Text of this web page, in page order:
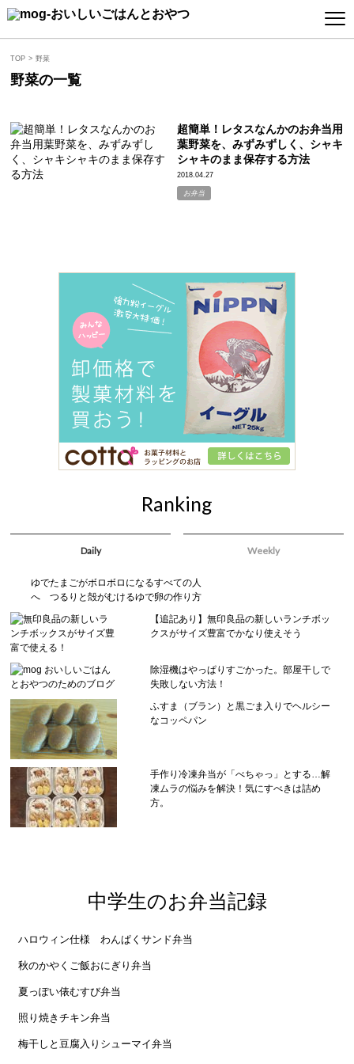
TOP 野菜
野菜の一覧
超簡単！レタスなんかのお弁当用
葉野菜を、みずみずしく、シャキ
シャキのまま保存する方法
2018.04.27
お弁当
Ranking
Daily Weekly
ゆでたまごがボロボロになるすべての人
へ つるりと殻がむけるゆで卵の作り方
【追記あり】無印良品の新しいランチボッ
クスがサイズ豊富でかなり使えそう
除湿機はやっぱりすごかった。部屋干しで
失敗しない方法！
ふすま（ブラン）と黒ごま入りでヘルシー
なコッペパン
手作り冷凍弁当が「べちゃっ」とする…解
凍ムラの悩みを解決！気にすべきは詰め
方。
中学生のお弁当記録
ハロウィン仕様 わんぱくサンド弁当
秋のかやくご飯おにぎり弁当
夏っぽい俵むすび弁当
照り焼きチキン弁当
梅干しと豆腐入りシューマイ弁当